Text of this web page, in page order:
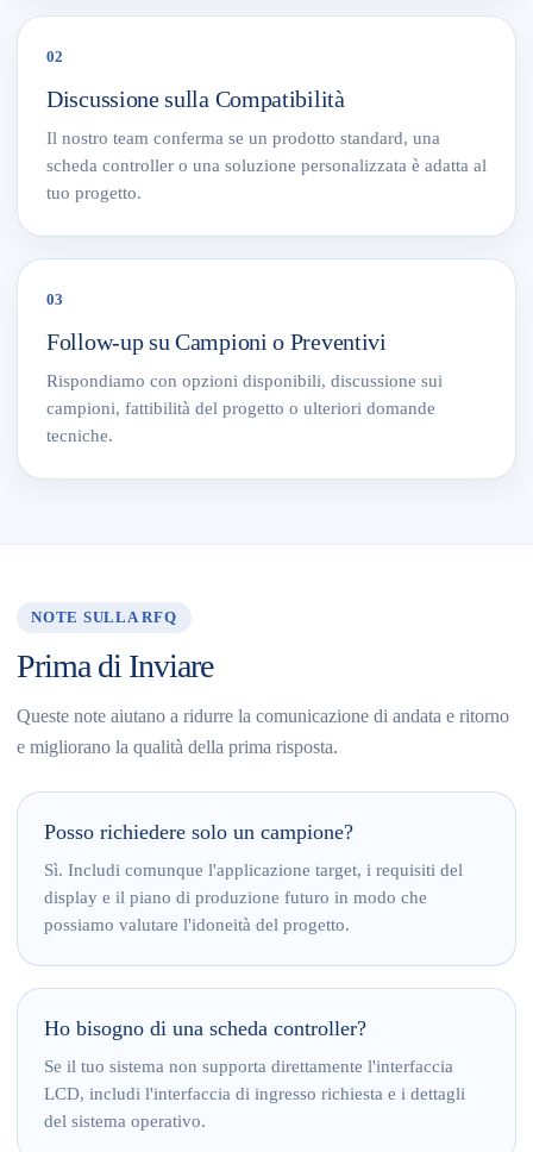
02
Discussione sulla Compatibilità
Il nostro team conferma se un prodotto standard, una
scheda controller o una soluzione personalizzata è adatta al
tuo progetto.
03
Follow-up su Campioni o Preventivi
Rispondiamo con opzioni disponibili, discussione sui
campioni, fattibilità del progetto o ulteriori domande
tecniche.
NOTE SULLA RFQ
Prima di Inviare
Queste note aiutano a ridurre la comunicazione di andata e ritorno
e migliorano la qualità della prima risposta.
Posso richiedere solo un campione?
Sì. Includi comunque l'applicazione target, i requisiti del
display e il piano di produzione futuro in modo che
possiamo valutare l'idoneità del progetto.
Ho bisogno di una scheda controller?
Se il tuo sistema non supporta direttamente l'interfaccia
LCD, includi l'interfaccia di ingresso richiesta e i dettagli
del sistema operativo.